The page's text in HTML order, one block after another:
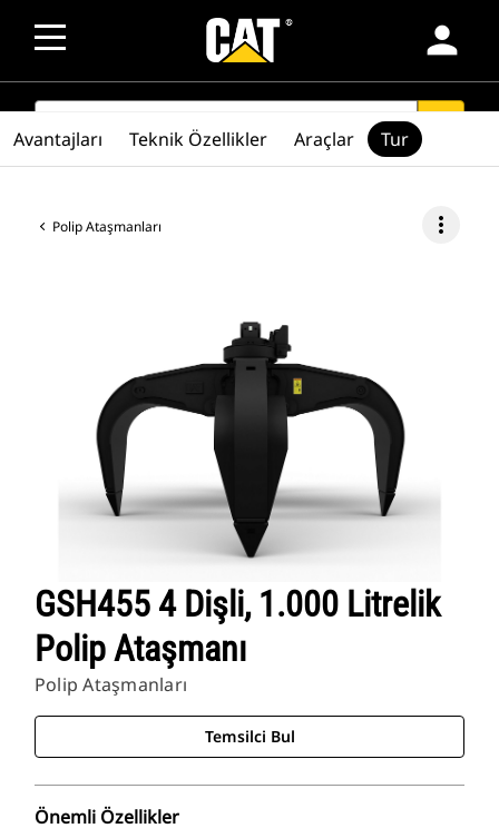
person
SEARCH
Polip Ataşmanları more_vert
GSH455 4 Dişli, 1.000 Litrelik
Polip Ataşmanı
Polip Ataşmanları
Temsilci Bul
Önemli Özellikler
Avantajları Teknik Özellikler Araçlar Tur